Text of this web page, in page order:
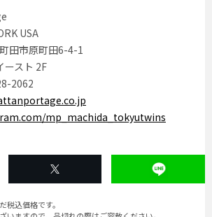
USA
田市原町田6-4-1
ースト 2F
2062
mp_machida_tokyutwins
込価格です。